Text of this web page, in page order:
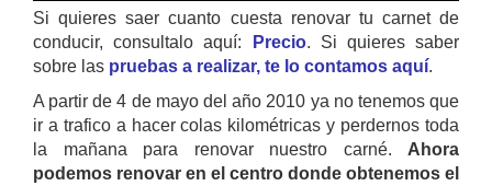
Si quieres saer cuanto cuesta renovar tu carnet de
conducir, consultalo aquí:
Precio. Si quieres saber
sobre las pruebas a realizar, te lo contamos aquí.
A partir de 4 de mayo del año 2010 ya no tenemos que
ir a trafico a hacer colas kilométricas y perdernos toda
la mañana para renovar nuestro carné. Ahora
podemos renovar en el centro donde obtenemos el